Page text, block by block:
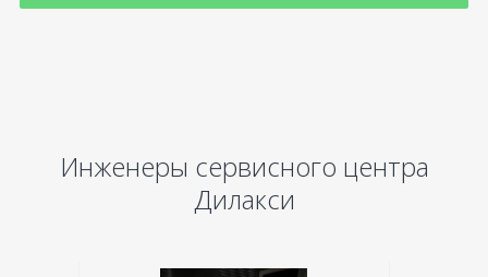
Инженеры сервисного центра
Дилакси